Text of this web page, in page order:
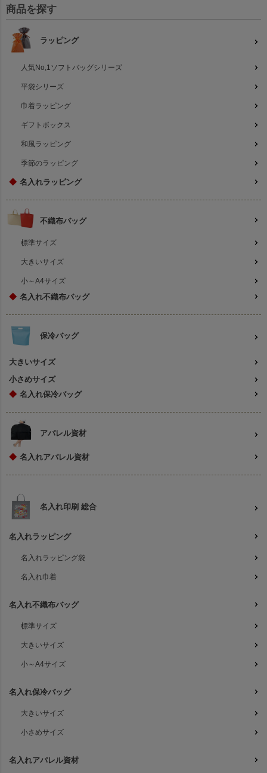
商品を探す
ラッピング
人気No,1ソフトバッグシリーズ
平袋シリーズ
巾着ラッピング
ギフトボックス
和風ラッピング
季節のラッピング
◆ 名入れラッピング
不織布バッグ
標準サイズ
大きいサイズ
小～A4サイズ
◆ 名入れ不織布バッグ
保冷バッグ
大きいサイズ
小さめサイズ
◆ 名入れ保冷バッグ
アパレル資材
◆ 名入れアパレル資材
名入れ印刷 総合
名入れラッピング
名入れラッピング袋
名入れ巾着
名入れ不織布バッグ
標準サイズ
大きいサイズ
小～A4サイズ
名入れ保冷バッグ
大きいサイズ
小さめサイズ
名入れアパレル資材